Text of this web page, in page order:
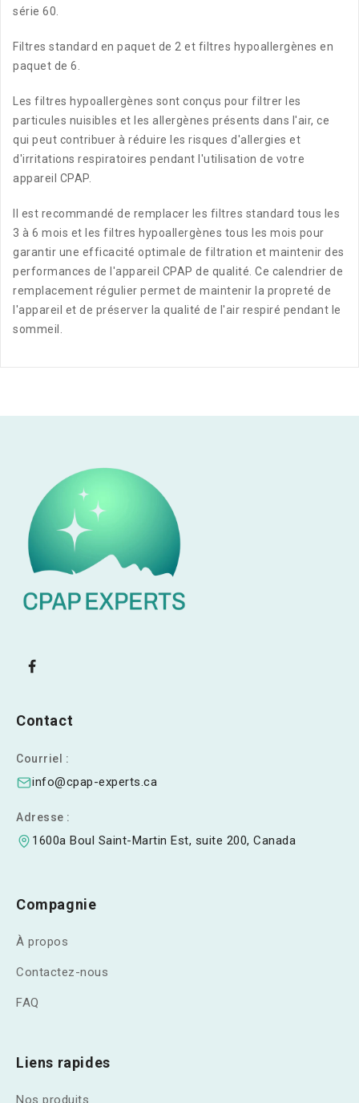
série 60.
Filtres standard en paquet de 2 et filtres hypoallergènes en
paquet de 6.
Les filtres hypoallergènes sont conçus pour filtrer les
particules nuisibles et les allergènes présents dans l'air, ce
qui peut contribuer à réduire les risques d'allergies et
d'irritations respiratoires pendant l'utilisation de votre
appareil CPAP.
Il est recommandé de remplacer les filtres standard tous les
3 à 6 mois et les filtres hypoallergènes tous les mois pour
garantir une efficacité optimale de filtration et maintenir des
performances de l'appareil CPAP de qualité. Ce calendrier de
remplacement régulier permet de maintenir la propreté de
l'appareil et de préserver la qualité de l'air respiré pendant le
sommeil.
Contact
Courriel :
info@cpap-experts.ca
Adresse :
1600a Boul Saint-Martin Est, suite 200, Canada
Compagnie
À propos
Contactez-nous
FAQ
Liens rapides